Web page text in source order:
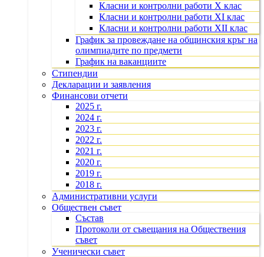
Класни и контролни работи X клас
Класни и контролни работи XI клас
Класни и контролни работи XII клас
График за провеждане на общинския кръг на
олимпиадите по предмети
График на ваканциите
Стипендии
Декларации и заявления
Финансови отчети
2025 г.
2024 г.
2023 г.
2022 г.
2021 г.
2020 г.
2019 г.
2018 г.
Административни услуги
Обществен съвет
Състав
Протоколи от съвещания на Обществения
съвет
Ученически съвет